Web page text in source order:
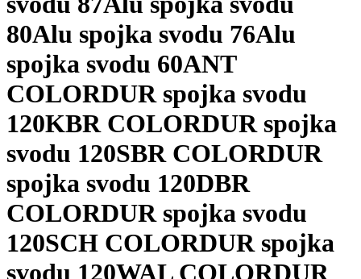
80Alu spojka svodu 76Alu
spojka svodu 60ANT
COLORDUR spojka svodu
120KBR COLORDUR spojka
svodu 120SBR COLORDUR
spojka svodu 120DBR
COLORDUR spojka svodu
120SCH COLORDUR spojka
svodu 120WAL COLORDUR